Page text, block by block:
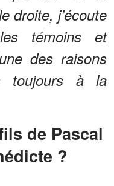
droite, j’écoute
témoins et
des raisons
toujours à la
?